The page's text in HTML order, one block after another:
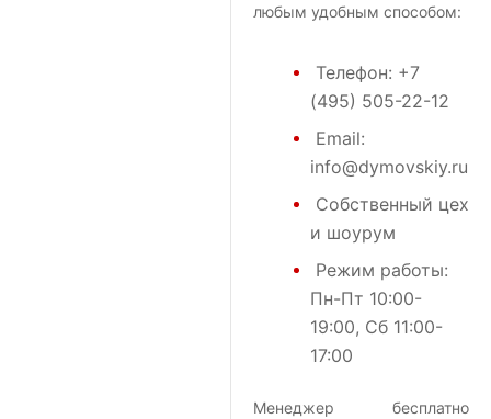
любым удобным способом:
Телефон: +7
(495) 505-22-12
Email:
info@dymovskiy.ru
Собственный цех
и шоурум
Режим работы:
Пн-Пт 10:00-
19:00, Сб 11:00-
17:00
Менеджер бесплатно